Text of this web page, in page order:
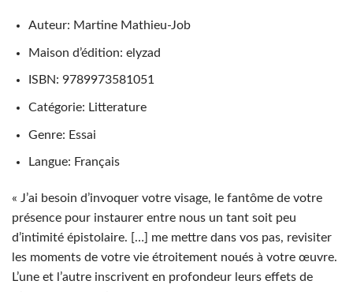
Auteur: Martine Mathieu-Job
Maison d’édition: elyzad
ISBN: 9789973581051
Catégorie: Litterature
Genre: Essai
Langue: Français
« J’ai besoin d’invoquer votre visage, le fantôme de votre
présence pour instaurer entre nous un tant soit peu
d’intimité épistolaire. […] me mettre dans vos pas, revisiter
les moments de votre vie étroitement noués à votre œuvre.
L’une et l’autre inscrivent en profondeur leurs effets de